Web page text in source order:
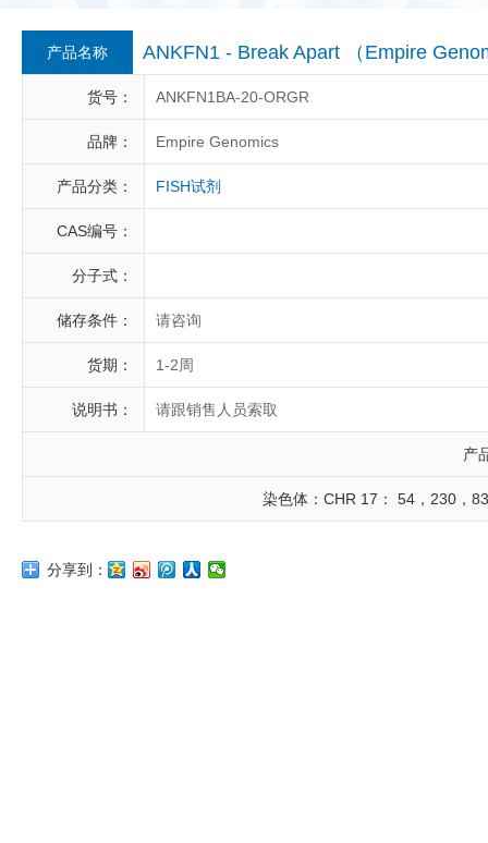
Berry & Associates
LGC Maine Standards
Abbexa AbD Serotec
产品名称 ANKFN1 - Break Apart （Empire
货号： ANKFN1BA-20-ORGR
品牌： Empire Genomics
产品分类： FISH试剂
CAS编号：
分子式：
储存条件： 请咨询
货期： 1-2周
说明书： 请跟销售人员索取
产
染色体：CHR 17： 54，230，
分享到：